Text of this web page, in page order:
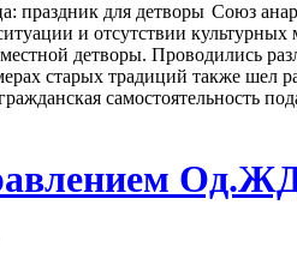
Союз
и отсутствии
детворы. Проводились
старых традиций также шел
самостоятельность